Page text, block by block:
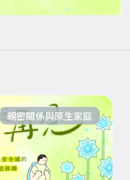
親密關係與原生家庭